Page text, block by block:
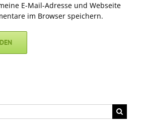
E-Mail-Adresse und Webseite
im Browser speichern.